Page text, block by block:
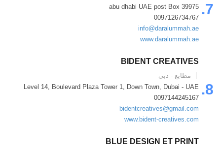
7.
abu dhabi UAE post Box 39975
0097126734767
info@daralummah.ae
www.daralummah.ae
8.
BIDENT CREATIVES
مطابع - دبي
Level 14, Boulevard Plaza Tower 1, Down Town, Dubai - UAE
0097144245167
bidentcreatives@gmail.com
www.bident-creatives.com
BLUE DESIGN ET PRINT